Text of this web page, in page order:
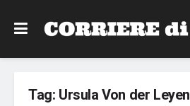
Tag: Ursula Von der Leyen